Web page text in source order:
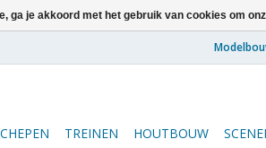
TREINEN HOUTBOUW
ga je akkoord met het gebruik van cookies om